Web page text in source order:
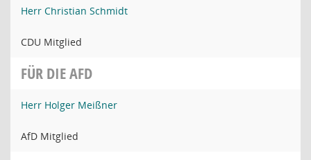
Herr Christian Schmidt
CDU Mitglied
FÜR DIE AFD
Herr Holger Meißner
AfD Mitglied